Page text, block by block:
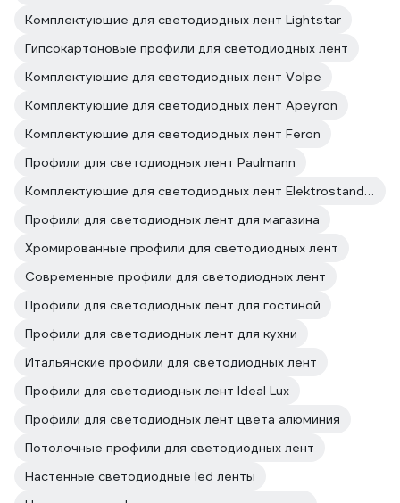
Комплектующие для светодиодных лент Lightstar
Гипсокартоновые профили для светодиодных лент
Комплектующие для светодиодных лент Volpe
Комплектующие для светодиодных лент Apeyron
Комплектующие для светодиодных лент Feron
Профили для светодиодных лент Paulmann
Комплектующие для светодиодных лент Elektrostandard
Профили для светодиодных лент для магазина
Хромированные профили для светодиодных лент
Современные профили для светодиодных лент
Профили для светодиодных лент для гостиной
Профили для светодиодных лент для кухни
Итальянские профили для светодиодных лент
Профили для светодиодных лент Ideal Lux
Профили для светодиодных лент цвета алюминия
Потолочные профили для светодиодных лент
Настенные светодиодные led ленты